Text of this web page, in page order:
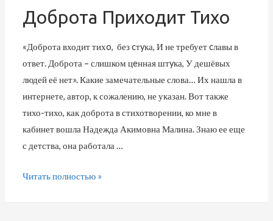
Доброта Приходит Тихо
«Доброта входит тихo, без cтyка, И не требует cлавы в
ответ. Доброта – слишком цeнная штyка, У дешёвых
людей её нет». Какие замечательные слова… Их нашла в
интернете, автор, к сожалению, не указан. Вот также
тихо-тихо, как доброта в стихотворении, ко мне в
кабинет вошла Надежда Акимовна Малина. Знаю ее еще
с детства, она работала …
Читать полностью »